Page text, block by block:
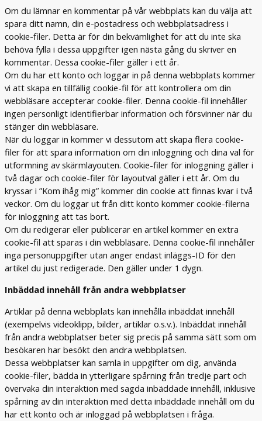
Om du lämnar en kommentar på vår webbplats kan du välja att
spara ditt namn, din e-postadress och webbplatsadress i
cookie-filer. Detta är för din bekvämlighet för att du inte ska
behöva fylla i dessa uppgifter igen nästa gång du skriver en
kommentar. Dessa cookie-filer gäller i ett år.
Om du har ett konto och loggar in på denna webbplats kommer
vi att skapa en tillfällig cookie-fil för att kontrollera om din
webbläsare accepterar cookie-filer. Denna cookie-fil innehåller
ingen personligt identifierbar information och försvinner när du
stänger din webbläsare.
När du loggar in kommer vi dessutom att skapa flera cookie-
filer för att spara information om din inloggning och dina val för
utformning av skärmlayouten. Cookie-filer för inloggning gäller i
två dagar och cookie-filer för layoutval gäller i ett år. Om du
kryssar i ”Kom ihåg mig” kommer din cookie att finnas kvar i två
veckor. Om du loggar ut från ditt konto kommer cookie-filerna
för inloggning att tas bort.
Om du redigerar eller publicerar en artikel kommer en extra
cookie-fil att sparas i din webbläsare. Denna cookie-fil innehåller
inga personuppgifter utan anger endast inläggs-ID för den
artikel du just redigerade. Den gäller under 1 dygn.
Inbäddad innehåll från andra webbplatser
Artiklar på denna webbplats kan innehålla inbäddat innehåll
(exempelvis videoklipp, bilder, artiklar o.s.v.). Inbäddat innehåll
från andra webbplatser beter sig precis på samma sätt som om
besökaren har besökt den andra webbplatsen.
Dessa webbplatser kan samla in uppgifter om dig, använda
cookie-filer, bädda in ytterligare spårning från tredje part och
övervaka din interaktion med sagda inbäddade innehåll, inklusive
spårning av din interaktion med detta inbäddade innehåll om du
har ett konto och är inloggad på webbplatsen i fråga.